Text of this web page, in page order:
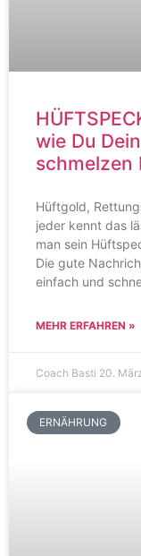
wie Du
schmelzen
Hüftgold,
jeder kennt das
man sein
Die gute
einfach und
MEHR ERFAHREN »
Coach Basti 20.
ERNÄHRUNG